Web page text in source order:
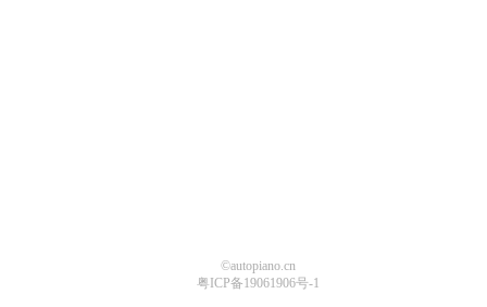
©autopiano.cn
粤ICP备19061906号-1